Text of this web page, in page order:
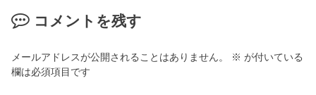
コメントを残す
メールアドレスが公開されることはありません。 ※ が付いている
欄は必須項目です